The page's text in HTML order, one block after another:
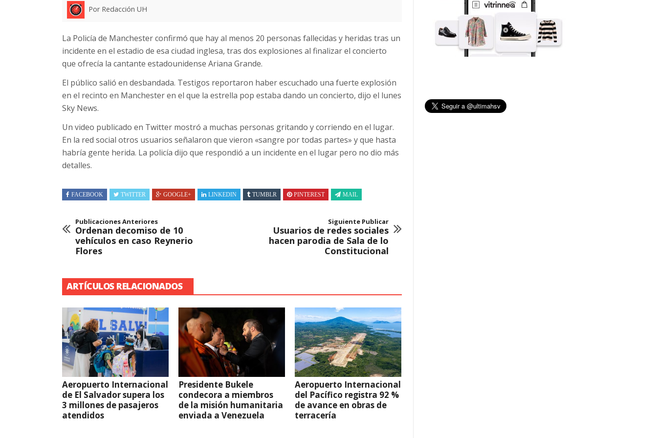
Por Redacción UH
La Policía de Manchester confirmó que hay al menos 20 personas fallecidas y heridas tras un
incidente en el estadio de esa ciudad inglesa, tras dos explosiones al finalizar el concierto
que ofrecía la cantante estadounidense Ariana Grande.
El público salió en desbandada. Testigos reportaron haber escuchado una fuerte explosión
en el recinto en Manchester en el que la estrella pop estaba dando un concierto, dijo el lunes
Sky News.
Un video publicado en Twitter mostró a muchas personas gritando y corriendo en el lugar.
En la red social otros usuarios señalaron que vieron «sangre por todas partes» y que hasta
habría gente herida. La policía dijo que respondió a un incidente en el lugar pero no dio más
detalles.
FACEBOOK TWITTER GOOGLE+ LINKEDIN TUMBLR PINTEREST MAIL
Publicaciones Anteriores
Ordenan decomiso de 10
vehículos en caso Reynerio
Flores
Siguiente Publicar
Usuarios de redes sociales
hacen parodia de Sala de lo
Constitucional
ARTÍCULOS RELACIONADOS
Aeropuerto Internacional
de El Salvador supera los
3 millones de pasajeros
atendidos
Presidente Bukele
condecora a miembros
de la misión humanitaria
enviada a Venezuela
Aeropuerto Internacional
del Pacífico registra 92 %
de avance en obras de
terracería